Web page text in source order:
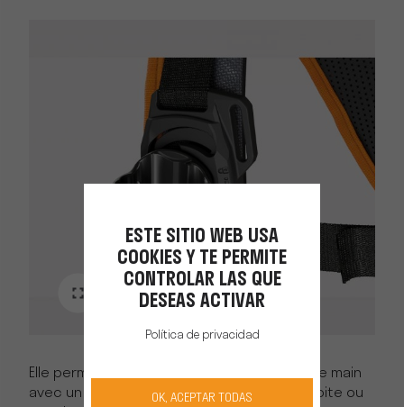
Elle permet le passage du câble à portée de main
avec un clipsage possible sur la bretelle droite ou
ESTE SITIO WEB USA
COOKIES Y TE PERMITE
CONTROLAR LAS QUE
DESEAS ACTIVAR
Política de privacidad
OK, ACEPTAR TODAS